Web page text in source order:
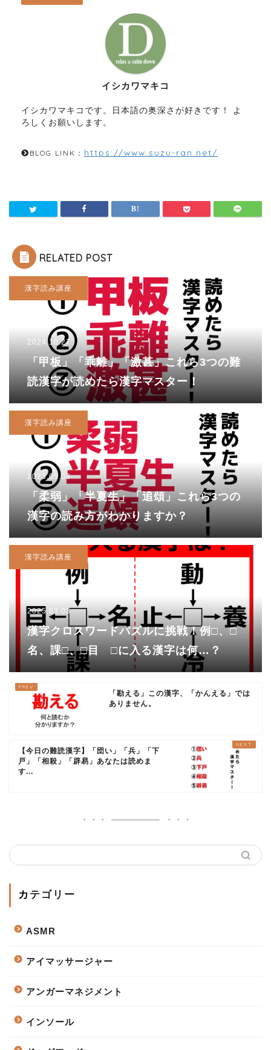
イシカワマキコ
イシカワマキコです。日本語の奥深さが好きです！ よ
ろしくお願いします。
BLOG LINK： https://www.suzu-ran.net/
RELATED POST
漢字読み講座
2024.10.27
「甲板」「乖離」「激甚」これら3つの難
読漢字が読めたら漢字マスター！
漢字読み講座
2023.05.08
「柔弱」「半夏生」「追頌」これら3つの
漢字の読み方がわかりますか？
漢字読み講座
2025.03.03
漢字クロスワードパズルに挑戦！例□、□
名、課□、□目 □に入る漢字は何…？
「勘える」この漢字、「かんえる」では
ありません。
【今日の難読漢字】「団い」「兵」「下
戸」「相殺」「辟易」あなたは読めま
す...
カテゴリー
ASMR
アイマッサージャー
アンガーマネジメント
インソール